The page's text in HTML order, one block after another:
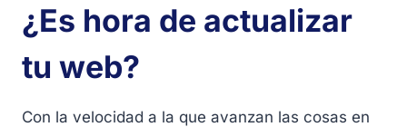
¿Es hora de actualizar
tu web?
Con la velocidad a la que avanzan las cosas en